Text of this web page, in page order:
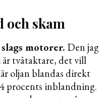
och skam
motorer. Den jag
tvåtaktare, det vill
oljan blandas direkt
procents inblandning.